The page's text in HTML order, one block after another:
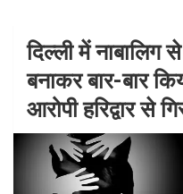
दिल्ली में नाबालिग
बनाकर बार-बार
आरोपी हरिद्वार से